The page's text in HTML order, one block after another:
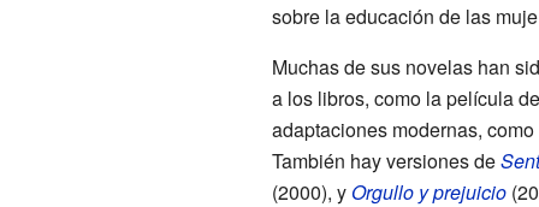
sobre la educación de las
Muchas de sus novelas han
a los libros, como la película
adaptaciones modernas, como
También hay versiones de
(2000), yOrgullo y prejuicio